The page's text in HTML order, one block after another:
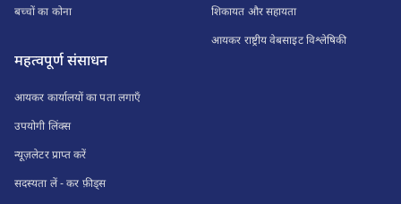
बच्चों का कोना
शिकायत और सहायता
आयकर राष्ट्रीय वेबसाइट विश्लेषिकी
महत्वपूर्ण संसाधन
आयकर कार्यालयों का पता लगाएँ
उपयोगी लिंक्स
न्यूज़लेटर प्राप्त करें
सदस्यता लें - कर फ़ीड्स